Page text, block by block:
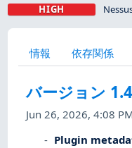
HIGH
情報 依存関係
バージョン 1.4
Jun 26, 2026, 4:08
Plugin